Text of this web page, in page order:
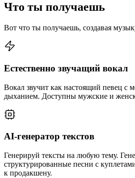
Что ты получаешь
Вот что ты получаешь, создавая
Естественно звучащий вокал
Вокал звучит как настоящий певец с
дыханием. Доступны мужские и
AI-генератор текстов
Генерируй тексты на любую тему.
структурированные песни с
к продакшену.